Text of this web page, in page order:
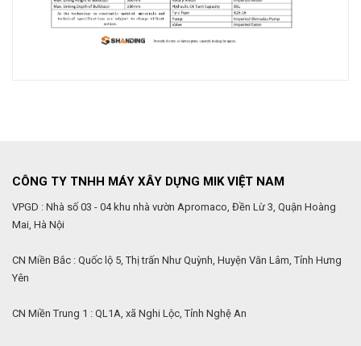
CÔNG TY TNHH MÁY XÂY DỰNG MIK VIỆT NAM
VPGD : Nhà số 03 - 04 khu nhà vườn Apromaco, Đền Lừ 3, Quận Hoàng
Mai, Hà Nội
CN Miền Bắc : Quốc lộ 5, Thị trấn Như Quỳnh, Huyện Văn Lâm, Tỉnh Hưng
Yên
CN Miền Trung 1 : QL1A, xã Nghi Lộc, Tỉnh Nghệ An